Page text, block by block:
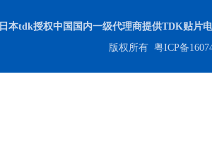
日本tdk授权中国国内一级代理商提供TDK贴片
版权所有 粤ICP备